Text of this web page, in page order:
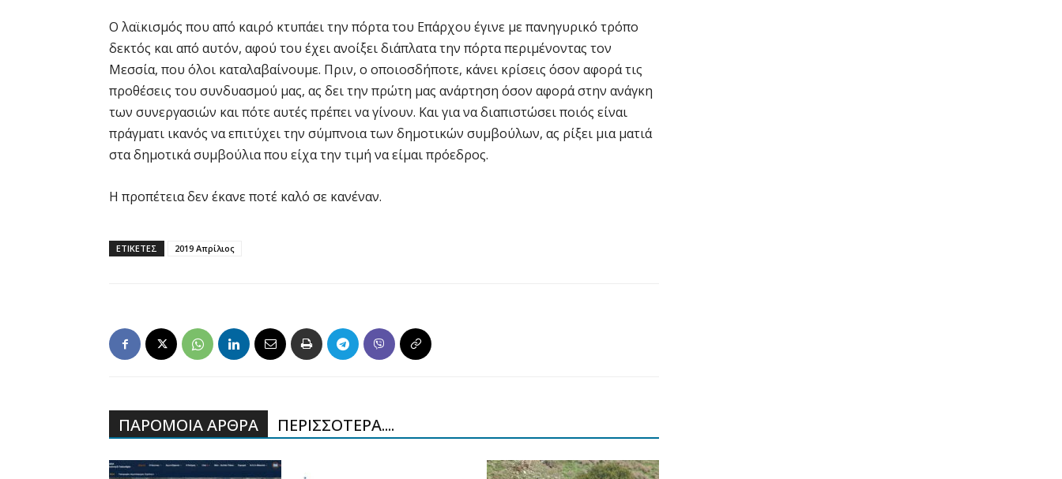
Ο λαϊκισμός που από καιρό κτυπάει την πόρτα του Επάρχου έγινε με πανηγυρικό τρόπο
δεκτός και από αυτόν, αφού του έχει ανοίξει διάπλατα την πόρτα περιμένοντας τον
Μεσσία, που όλοι καταλαβαίνουμε. Πριν, ο οποιοσδήποτε, κάνει κρίσεις όσον αφορά τις
προθέσεις του συνδυασμού μας, ας δει την πρώτη μας ανάρτηση όσον αφορά στην ανάγκη
των συνεργασιών και πότε αυτές πρέπει να γίνουν. Και για να διαπιστώσει ποιός είναι
πράγματι ικανός να επιτύχει την σύμπνοια των δημοτικών συμβούλων, ας ρίξει μια ματιά
στα δημοτικά συμβούλια που είχα την τιμή να είμαι πρόεδρος.
Η προπέτεια δεν έκανε ποτέ καλό σε κανέναν.
ΕΤΙΚΕΤΕΣ 2019 Απρίλιος
ΠΑΡΟΜΟΙΑ ΑΡΘΡΑ ΠΕΡΙΣΣΟΤΕΡΑ....